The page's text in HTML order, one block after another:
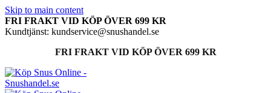
Skip to main content
FRI FRAKT VID KÖP ÖVER 699 KR
Kundtjänst: kundservice@snushandel.se
FRI FRAKT VID KÖP ÖVER 699 KR